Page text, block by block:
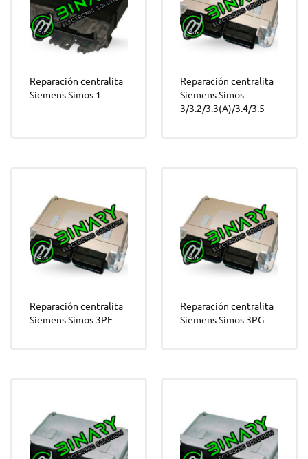
Reparación centralita
Siemens Simos 1
Reparación centralita
Siemens Simos
3/3.2/3.3(A)/3.4/3.5
Reparación centralita
Siemens Simos 3PE
Reparación centralita
Siemens Simos 3PG